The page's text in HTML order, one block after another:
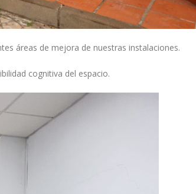
áreas de mejora de nuestras instalaciones.
cognitiva del espacio.